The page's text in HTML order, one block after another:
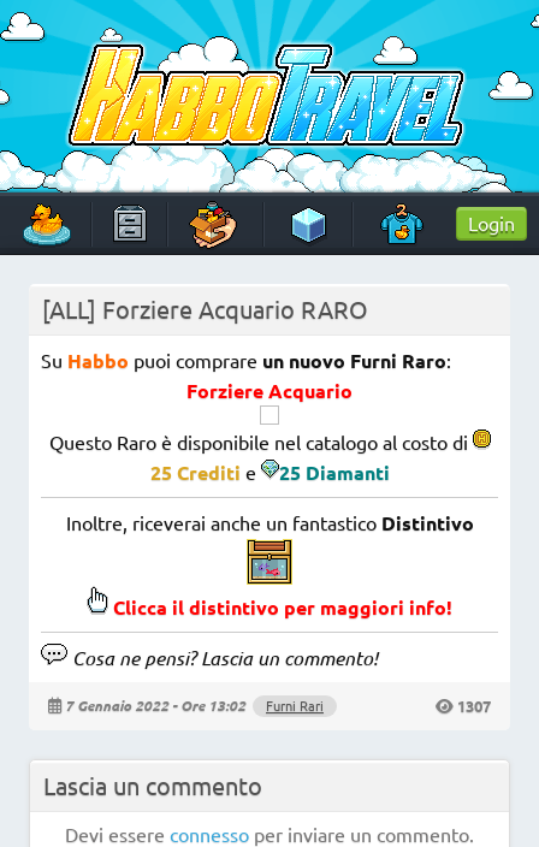
Skip
to
content
HabboTravel
Un viaggio di pixel!
Login
[ALL] Forziere Acquario RARO
Su Habbo puoi comprare un nuovo Furni Raro:
Forziere Acquario
Questo Raro è disponibile nel catalogo al costo di
25 Crediti e 25 Diamanti
Inoltre, riceverai anche un fantastico Distintivo
Clicca il distintivo per maggiori info!
Cosa ne pensi? Lascia un commento!
7 Gennaio 2022 - Ore 13:02 Furni Rari 1307
Lascia un commento
Devi essere connesso per inviare un commento.